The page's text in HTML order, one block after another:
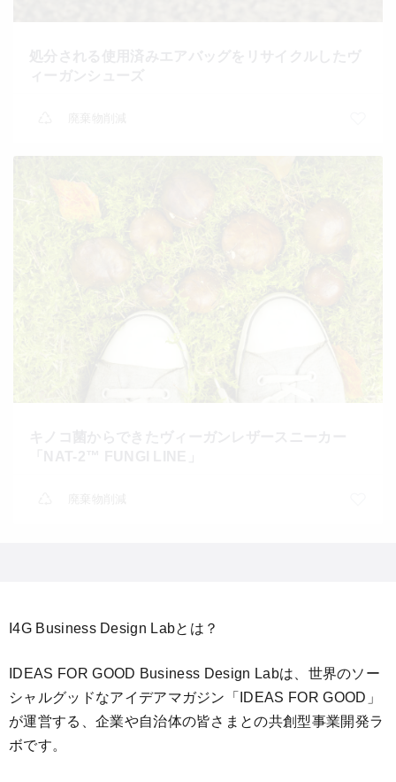
I4G Business Design Labとは？
IDEAS FOR GOOD Business Design Labは、世界のソー
シャルグッドなアイデアマガジン「IDEAS FOR GOOD」
が運営する、企業や自治体の皆さまとの共創型事業開発ラ
ボです。